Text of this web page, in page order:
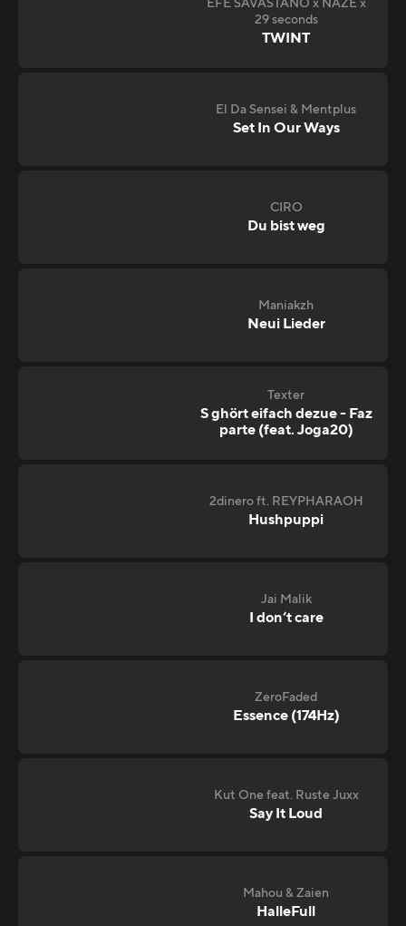
EFE SAVASTANO x NAZE x
29 seconds
TWINT
El Da Sensei & Mentplus
Set In Our Ways
CIRO
Du bist weg
Maniakzh
Neui Lieder
Texter
S ghört eifach dezue - Faz
parte (feat. Joga20)
2dinero ft. REYPHARAOH
Hushpuppi
Jai Malik
I don‘t care
ZeroFaded
Essence (174Hz)
Kut One feat. Ruste Juxx
Say It Loud
Mahou & Zaien
HalleFull